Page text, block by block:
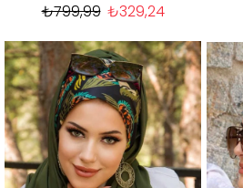
₺329,24
₺799,99